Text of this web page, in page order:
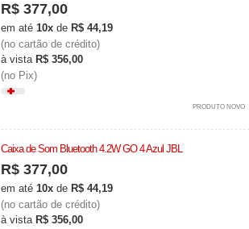
R$ 377,00
em até 10x de R$ 44,19
(no cartão de crédito)
à vista R$ 356,00
(no Pix)
PRODUTO NOVO
Caixa de Som Bluetooth 4.2W GO 4 Azul JBL
R$ 377,00
em até 10x de R$ 44,19
(no cartão de crédito)
à vista R$ 356,00